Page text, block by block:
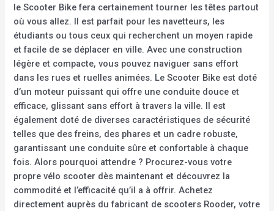
le Scooter Bike fera certainement tourner les têtes partout
où vous allez. Il est parfait pour les navetteurs, les
étudiants ou tous ceux qui recherchent un moyen rapide
et facile de se déplacer en ville. Avec une construction
légère et compacte, vous pouvez naviguer sans effort
dans les rues et ruelles animées. Le Scooter Bike est doté
d’un moteur puissant qui offre une conduite douce et
efficace, glissant sans effort à travers la ville. Il est
également doté de diverses caractéristiques de sécurité
telles que des freins, des phares et un cadre robuste,
garantissant une conduite sûre et confortable à chaque
fois. Alors pourquoi attendre ? Procurez-vous votre
propre vélo scooter dès maintenant et découvrez la
commodité et l’efficacité qu’il a à offrir. Achetez
directement auprès du fabricant de scooters Rooder, votre